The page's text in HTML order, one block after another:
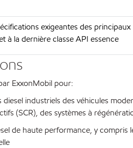
exigeantes des principaux
à la dernière classe API essence
ExxonMobil pour:
industriels des véhicules
(SCR), des systèmes à
de haute performance, y compris